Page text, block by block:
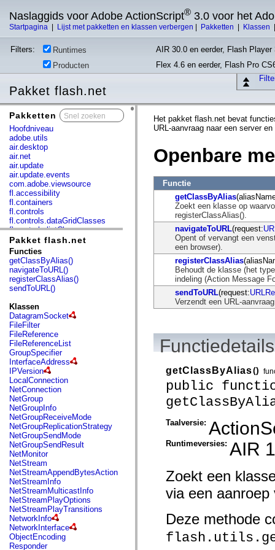
Naslaggids voor Adobe ActionScript® 3.0 voor het
Startpagina Lijst met pakketten en klassen verbergen Pakketten Klassen
Filters: Runtimes
AIR 30.0 en eerder, Flash
Producten
Flex 4.6 en eerder, Flash Pro
Pakket flash.net
Pakketten
Hoofdniveau
adobe.utils
air.desktop
air.net
air.update
air.update.events
com.adobe.viewsource
fl.accessibility
fl.containers
fl.controls
fl.controls.dataGridClasses
fl.controls.listClasses
fl.controls.progressBarClasses
fl.core
fl.data
fl.display
fl.events
fl.ik
fl.livepreview
fl.managers
fl.motion
fl.motion.easing
fl.rsl
fl.text
fl.transitions
fl.transitions.easing
fl.video
flash.accessibility
flash.concurrent
flash.crypto
flash.data
flash.desktop
flash.display
flash.display3D
flash.display3D.textures
flash.errors
flash.events
flash.external
flash.filesystem
flash.filters
flash.geom
flash.globalization
flash.html
flash.media
flash.net
Pakket flash.net
Functies
getClassByAlias()
navigateToURL()
registerClassAlias()
sendToURL()
Klassen
DatagramSocket
FileFilter
FileReference
FileReferenceList
GroupSpecifier
InterfaceAddress
IPVersion
LocalConnection
NetConnection
NetGroup
NetGroupInfo
NetGroupReceiveMode
NetGroupReplicationStrategy
NetGroupSendMode
NetGroupSendResult
NetMonitor
NetStream
NetStreamAppendBytesAction
NetStreamInfo
NetStreamMulticastInfo
NetStreamPlayOptions
NetStreamPlayTransitions
NetworkInfo
NetworkInterface
ObjectEncoding
Responder
Het pakket flash.net bevat
URL-aanvraag naar een server
Openbare
Functie
getClassByAlias
Zoekt een klasse op
registerClassAlias().
navigateToURL(request:
Opent of vervangt een
een browser).
registerClassAlias
Behoudt de klasse (het
indeling (Action Message
sendToURL(request:
Verzendt een URL-
Functiedetails
getClassByAlias()
public
Taalversie:
Runtimeversies: AIR
Zoekt een
via een
Deze methode